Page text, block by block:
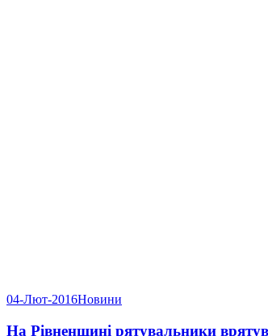
04-Лют-2016Новини
На Рівненщині рятувальники